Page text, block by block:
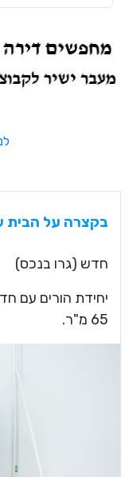
בקצרה על הבית
חדש (גרו בנכס)
יחידת הורים עם
65 מ"ר.